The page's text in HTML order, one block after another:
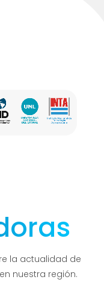
la actualidad de
nuestra región.